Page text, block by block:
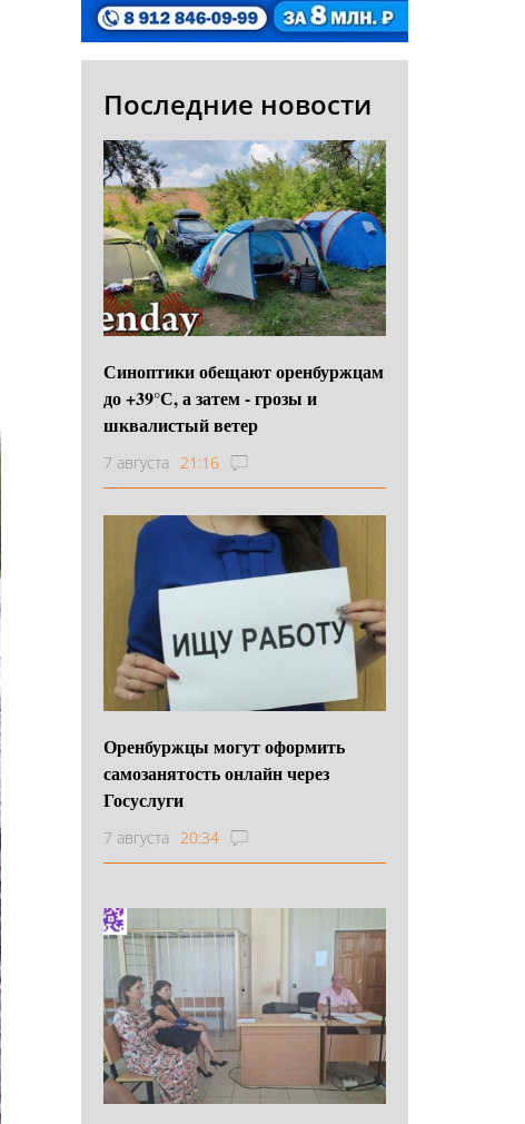
Последние новости
Синоптики обещают оренбуржцам
до +39°С, а затем - грозы и
шквалистый ветер
7 августа 21:16
Оренбуржцы могут оформить
самозанятость онлайн через
Госуслуги
7 августа 20:34